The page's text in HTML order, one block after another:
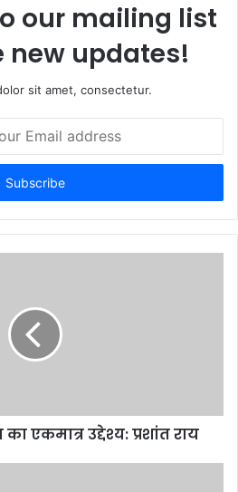
our mailing list
new updates!
sit amet, consectetur.
का एकमात्र उद्देश्य: प्रशांत राय